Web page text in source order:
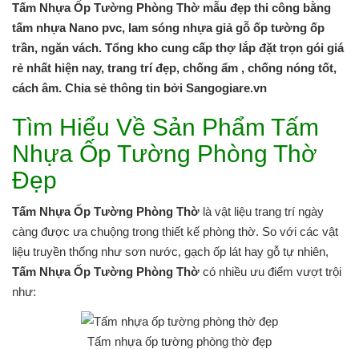
Tấm Nhựa Ốp Tường Phòng Thờ mẫu đẹp thi công bằng
tấm nhựa Nano pvc, lam sóng nhựa giả gỗ ốp tường ốp
trần, ngăn vách. Tổng kho cung cấp thợ lắp đặt trọn gói giá
rẻ nhất hiện nay, trang trí đẹp, chống ẩm , chống nóng tốt,
cách âm. Chia sẻ thông tin bởi Sangogiare.vn
Tìm Hiểu Về Sản Phẩm Tấm
Nhựa Ốp Tường Phòng Thờ
Đẹp
Tấm Nhựa Ốp Tường Phòng Thờ là vật liệu trang trí ngày
càng được ưa chuộng trong thiết kế phòng thờ. So với các vật
liệu truyền thống như sơn nước, gạch ốp lát hay gỗ tự nhiên,
Tấm Nhựa Ốp Tường Phòng Thờ có nhiều ưu điểm vượt trội
như:
Tấm nhựa ốp tường phòng thờ đẹp